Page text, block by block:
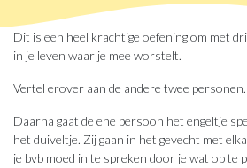
Dit is een heel krachtige oefening om met
in je leven waar je mee worstelt.
Vertel erover aan de andere twee personen.
Daarna gaat de ene persoon het engeltje
het duiveltje. Zij gaan in het gevecht met
je bvb moed in te spreken door je wat op te